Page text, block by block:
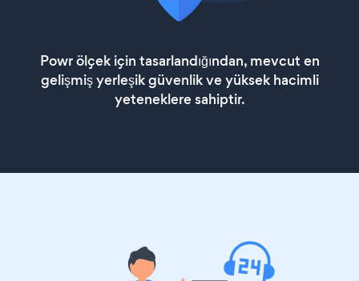
Powr ölçek için tasarlandığından, mevcut en
gelişmiş yerleşik güvenlik ve yüksek hacimli
yeteneklere sahiptir.